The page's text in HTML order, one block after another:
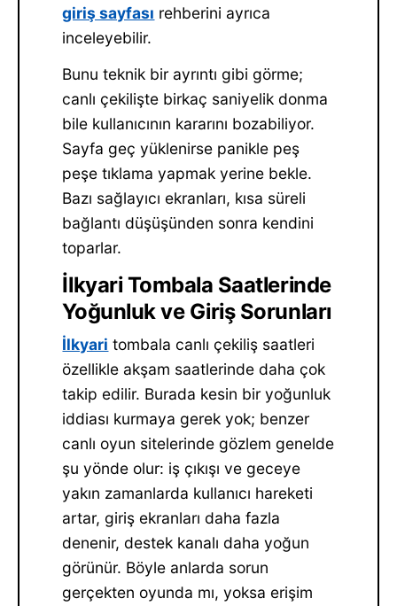
giriş sayfası rehberini ayrıca
inceleyebilir.
Bunu teknik bir ayrıntı gibi görme;
canlı çekilişte birkaç saniyelik donma
bile kullanıcının kararını bozabiliyor.
Sayfa geç yüklenirse panikle peş
peşe tıklama yapmak yerine bekle.
Bazı sağlayıcı ekranları, kısa süreli
bağlantı düşüşünden sonra kendini
toparlar.
İlkyari Tombala Saatlerinde
Yoğunluk ve Giriş Sorunları
İlkyari tombala canlı çekiliş saatleri
özellikle akşam saatlerinde daha çok
takip edilir. Burada kesin bir yoğunluk
iddiası kurmaya gerek yok; benzer
canlı oyun sitelerinde gözlem genelde
şu yönde olur: iş çıkışı ve geceye
yakın zamanlarda kullanıcı hareketi
artar, giriş ekranları daha fazla
denenir, destek kanalı daha yoğun
görünür. Böyle anlarda sorun
gerçekten oyunda mı, yoksa erişim